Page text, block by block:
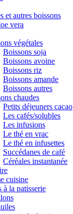
et autres boissons
vera
végétales
Boissons soja
Boissons avoine
Boissons riz
Boissons amande
Boissons autres
chaudes
Petits déjeuners cacao
Les cafés/solubles
Les infusions
Le thé en vrac
Le thé en infusettes
Succédanes de café
Céréales instantanée
cuisine
à la patisserie